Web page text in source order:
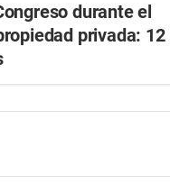
durante el
privada: 12